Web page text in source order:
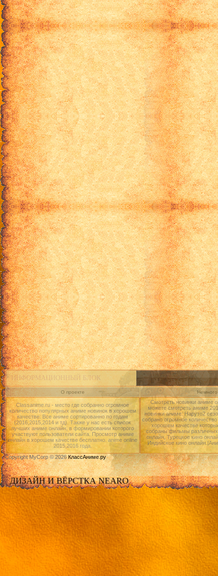
ИНФОРМАЦИОННЫЙ БЛОК
О проекте
Classanime.ru - место где собранно огромное
количество популярных аниме новинок в хорошем
качестве. Все аниме сортированно по годам
(2016,2015,2014 и тд). Также у нас есть список
лучших аниме онлайн, в формировании которого
участвуют пользователи сайта. Просмотр аниме
онлайн в хорошем качестве бесплатно. anime online
2015,2016 года.
Смотреть новинки аниме
можете смотреть аниме
новинки аниме: Наруто2
собрано огромное
хорошем качестве
собраны фильмы различных
онлайн, Турецкое кино
Индийское кино
Copyright MyCorp © 2026КлассАниме.ру
ДИЗАЙН И ВЁРСТКА NEARO